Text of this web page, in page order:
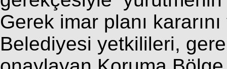
Gerek imar planı
Belediyesi yetkilileri,